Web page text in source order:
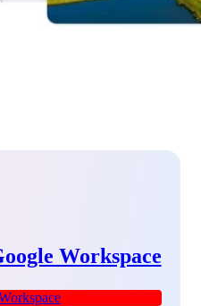
Workspace